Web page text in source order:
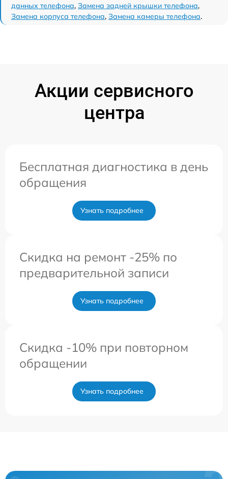
данных телефона, Замена задней крышки телефона,
Замена корпуса телефона, Замена камеры телефона.
Акции сервисного
центра
Бесплатная диагностика в день
обращения
Узнать подробнее
Скидка на ремонт -25% по
предварительной записи
Узнать подробнее
Скидка -10% при повторном
обращении
Узнать подробнее